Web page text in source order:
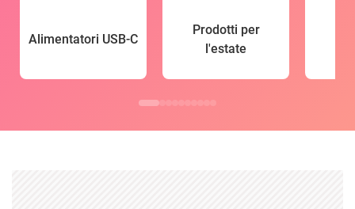
Alimentatori USB-C
Prodotti per
l'estate